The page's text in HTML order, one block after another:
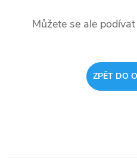
Můžete se ale
ZPĚT DO